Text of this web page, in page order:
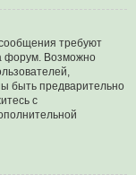
требуют
форум. Возможно
быть предварительно
с